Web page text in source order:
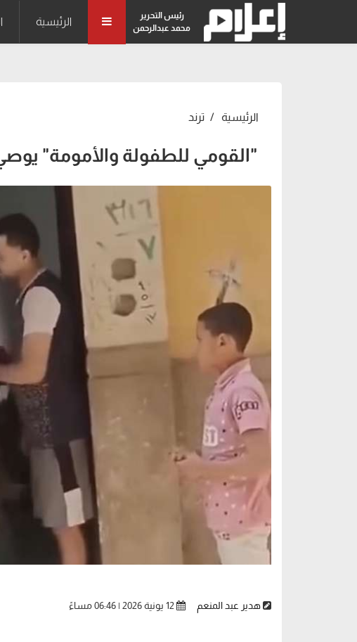
رئيس التحرير
محمد عبدالرحمن
الرئيسية
الرئيسية ترند
"القومي للطفولة والأمومة"
هدير عبد المنعم